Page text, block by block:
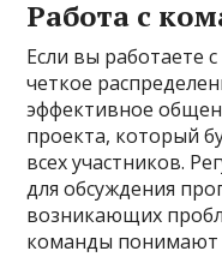
Работа с
Если вы работаете
четкое
эффективное
проекта, который
всех участников.
для обсуждения
возникающих
команды понимают